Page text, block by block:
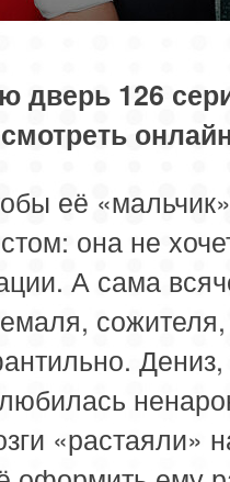
дверь 126
её
она не
А сама
Дениз,
«растаяли»